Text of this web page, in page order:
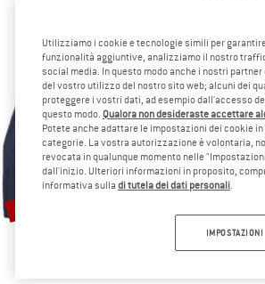
Sconto
fino al 32% fino al
Utilizziamo i cookie e tecnologie simili per
funzionalità aggiuntive, analizziamo il nostro
social media. In questo modo anche i nostri
del vostro utilizzo del nostro sito web; alcuni dei
proteggere i vostri dati, ad esempio dall'accesso
questo modo. Qualora non desideraste accettare
Potete anche adattare le impostazioni dei cookie
categorie. La vostra autorizzazione è volontaria,
revocata in qualunque momento nelle
dall'inizio. Ulteriori informazioni in proposito,
informativa sulla di tutela dei dati personali.
IMPOSTAZIONI